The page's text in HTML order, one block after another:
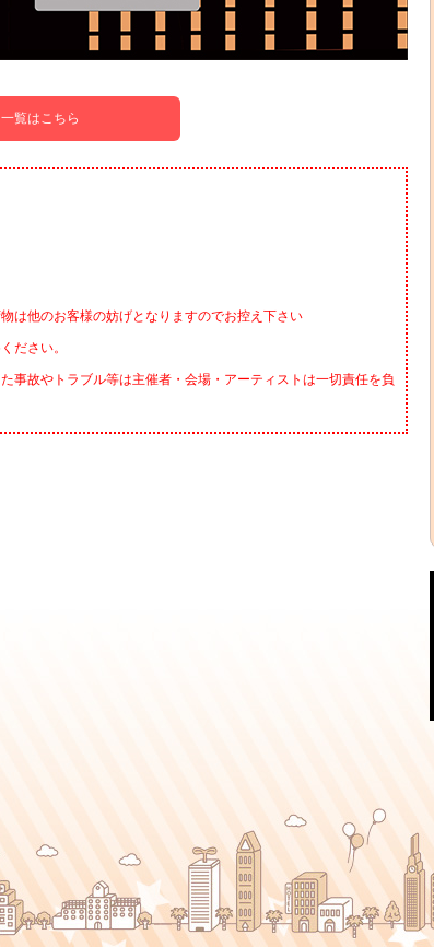
覧はこちら
は他のお客様の妨げとなりますのでお控え下さい
ださい。
故やトラブル等は主催者・会場・アーティストは一切責任を負